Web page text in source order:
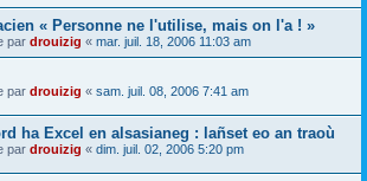
« Personne ne l'utilise, mais on l'a ! »
par drouizig « mar. juil. 18, 2006 11:03 am
par drouizig « sam. juil. 08, 2006 7:41 am
ha Excel en alsasianeg : lañset eo an traoù
par drouizig « dim. juil. 02, 2006 5:20 pm